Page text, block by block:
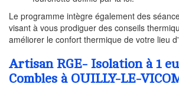
Le programme intègre également des
visant à vous prodiguer des conseils
améliorer le confort thermique de votre lieu
Artisan RGE- Isolation à 1
Combles à OUILLY-LE-